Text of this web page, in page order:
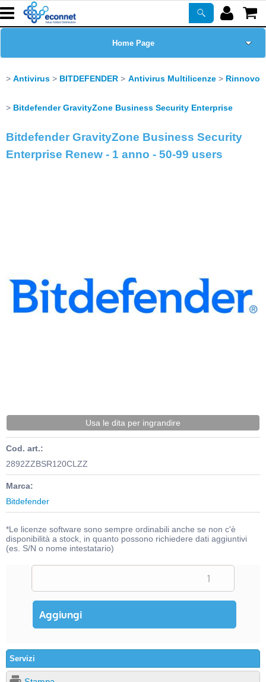
Home Page
Prodotti
Corsi
Antivirus BITDEFENDER Antivirus Multilicenze Rinnovo
Bitdefender GravityZone Business Security Enterprise
Bitdefender GravityZone Business Security
Enterprise Renew - 1 anno - 50-99 users
Usa le dita per ingrandire
Cod. art.:
2892ZZBSR120CLZZ
Marca:
Bitdefender
*Le licenze software sono sempre ordinabili anche se non c'è
disponibilità a stock, in quanto possono richiedere dati aggiuntivi
(es. S/N o nome intestatario)
Servizi